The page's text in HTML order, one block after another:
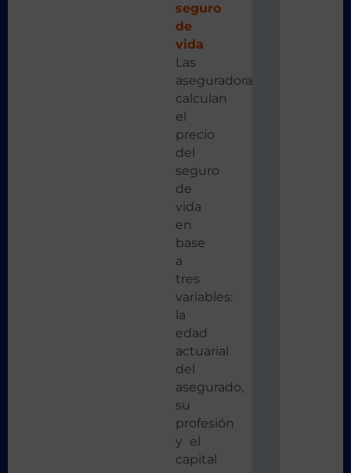
seguro
de
vida
Las
aseguradoras
calculan
el
precio
del
seguro
de
vida
en
base
a
tres
variables:
la
edad
actuarial
del
asegurado,
su
profesión
y el
capital